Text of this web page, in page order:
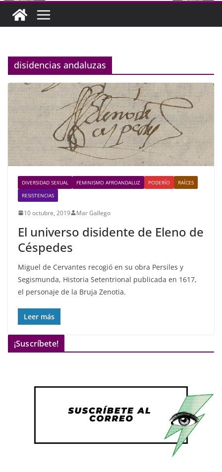
disidencias andaluzas
DIVERSIDAD SEXUAL FEMINISMO AFROANDALUZ PODERÍO
RAÍCES
RESISTENCIAS
10 octubre, 2019 Mar Gallego
El universo disidente de Eleno de
Céspedes
Miguel de Cervantes recogió en su obra Persiles y
Segismunda, Historia Setentrional publicada en 1617,
el personaje de la Bruja Zenotia.
Leer más
¡Suscríbete!